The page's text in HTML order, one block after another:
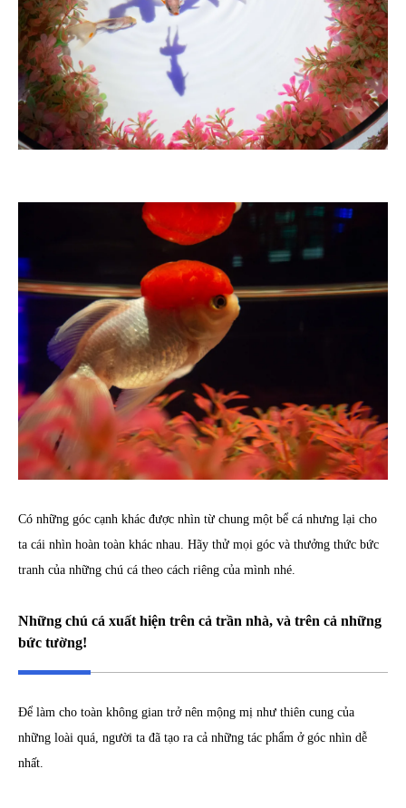
Có những góc cạnh khác được nhìn từ chung một bể cá nhưng lại cho
ta cái nhìn hoàn toàn khác nhau. Hãy thử mọi góc và thưởng thức bức
tranh của những chú cá theo cách riêng của mình nhé.
Những chú cá xuất hiện trên cả trần nhà, và trên cả những
bức tường!
Để làm cho toàn không gian trở nên mộng mị như thiên cung của
những loài quá, người ta đã tạo ra cả những tác phẩm ở góc nhìn dễ
nhất.